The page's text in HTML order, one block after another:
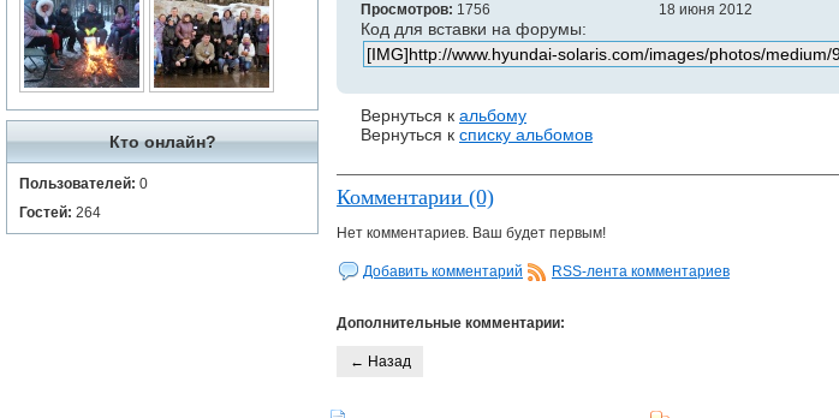
Кто онлайн?
Пользователей: 0
Гостей: 264
Просмотров: 1756 18 июня 2012
Код для вставки на форумы:
Вернуться к альбому
Вернуться к списку альбомов
Комментарии (0)
Нет комментариев. Ваш будет первым!
Добавить комментарий RSS-лента комментариев
Дополнительные комментарии:
← Назад